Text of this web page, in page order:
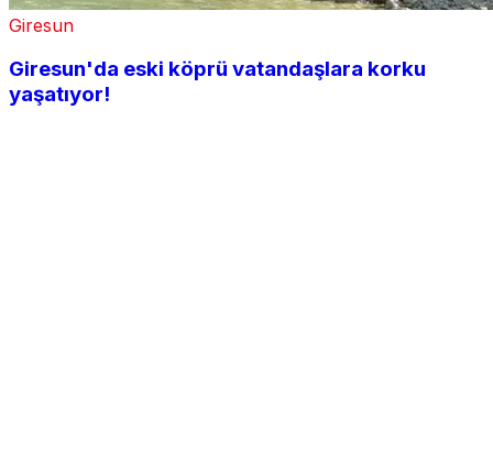
Giresun
Giresun'da eski köprü vatandaşlara korku
yaşatıyor!